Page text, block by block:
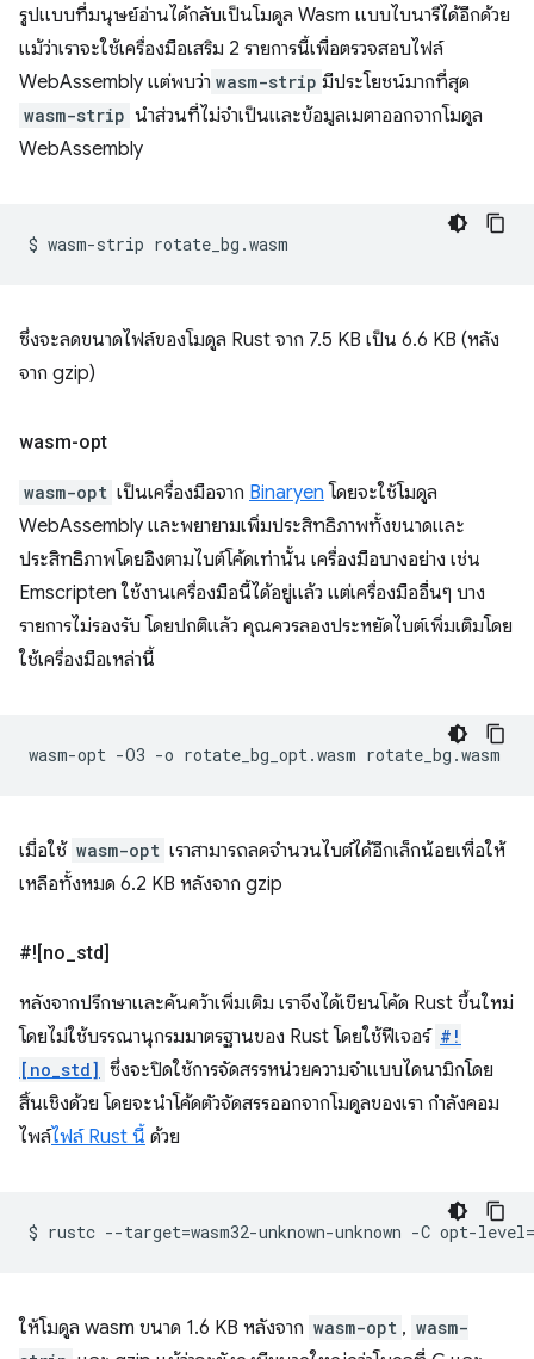
รูปแบบที่มนุษย์อ่านได้กลับเป็นโมดูล Wasm แบบไบนารีได้อีกด้วย
แม้ว่าเราจะใช้เครื่องมือเสริม 2 รายการนี้เพื่อตรวจสอบไฟล์
WebAssembly แต่พบว่า wasm-strip มีประโยชน์มากที่สุด
wasm-strip นำส่วนที่ไม่จำเป็นและข้อมูลเมตาออกจากโมดูล
WebAssembly
$ wasm-strip
ซึ่งจะลดขนาดไฟล์ของโมดูล Rust จาก 7.5 KB เป็น 6.6 KB (หลัง
จาก gzip)
wasm-opt
wasm-opt เป็นเครื่องมือจาก Binaryen โดยจะใช้โมดูล
WebAssembly และพยายามเพิ่มประสิทธิภาพทั้งขนาดและ
ประสิทธิภาพโดยอิงตามไบต์โค้ดเท่านั้น เครื่องมือบางอย่าง เช่น
Emscripten ใช้งานเครื่องมือนี้ได้อยู่แล้ว แต่เครื่องมืออื่นๆ บาง
รายการไม่รองรับ โดยปกติแล้ว คุณควรลองประหยัดไบต์เพิ่มเติมโดย
ใช้เครื่องมือเหล่านี้
wasm-opt -O3 -o rotate_bg_opt.wasm
เมื่อใช้ wasm-opt เราสามารถลดจำนวนไบต์ได้อีกเล็กน้อยเพื่อให้
เหลือทั้งหมด 6.2 KB หลังจาก gzip
#![no std]
หลังจากปรึกษาและค้นคว้าเพิ่มเติม เราจึงได้เขียนโค้ด Rust ขึ้นใหม่
โดยไม่ใช้บรรณานุกรมมาตรฐานของ Rust โดยใช้ฟีเจอร์ #!
[no_std] ซึ่งจะปิดใช้การจัดสรรหน่วยความจําแบบไดนามิกโดย
สิ้นเชิงด้วย โดยจะนําโค้ดตัวจัดสรรออกจากโมดูลของเรา กำลังคอม
ไพล์ไฟล์ Rust นี้ ด้วย
$ rustc --target=wasm32-unknown-unknown -C opt-level=
ให้โมดูล wasm ขนาด 1.6 KB หลังจาก wasm-opt , wasm-